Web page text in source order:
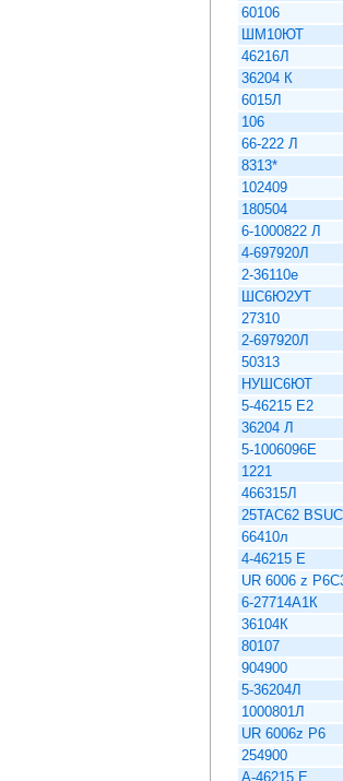
60106
ШМ10ЮТ
46216Л
36204 К
6015Л
106
66-222 Л
8313*
102409
180504
6-1000822 Л
4-697920Л
2-36110е
ШС6Ю2УТ
27310
2-697920Л
50313
НУШС6ЮТ
5-46215 Е2
36204 Л
5-1006096Е
1221
466315Л
25TAC62
66410л
4-46215 Е
UR 6006 z
6-27714А1К
36104К
80107
904900
5-36204Л
1000801Л
UR 6006z P6
254900
А-46215 Е